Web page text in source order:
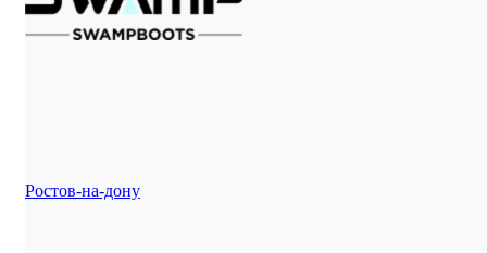
Ростов-на-дону